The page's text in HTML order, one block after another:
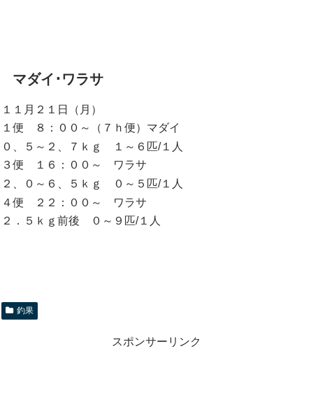
マダイ･ワラサ
１１月２１日（月）
１便 ８：００～（７ｈ便）マダイ
０、５～２、７ｋｇ １～６匹/１人
３便 １６：００～ ワラサ
２、０～６、５ｋｇ ０～５匹/１人
４便 ２２：００～ ワラサ
２．５ｋｇ前後 ０～９匹/１人
釣果
スポンサーリンク